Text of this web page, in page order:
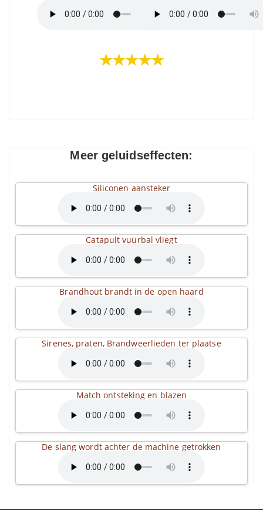
★★★★★
Meer geluidseffecten:
Siliconen aansteker
Catapult vuurbal vliegt
Brandhout brandt in de open haard
Sirenes, praten, Brandweerlieden ter plaatse
Match ontsteking en blazen
De slang wordt achter de machine getrokken